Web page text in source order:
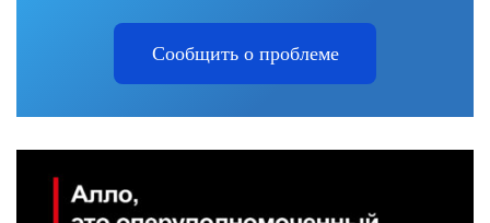
Сообщить о проблеме